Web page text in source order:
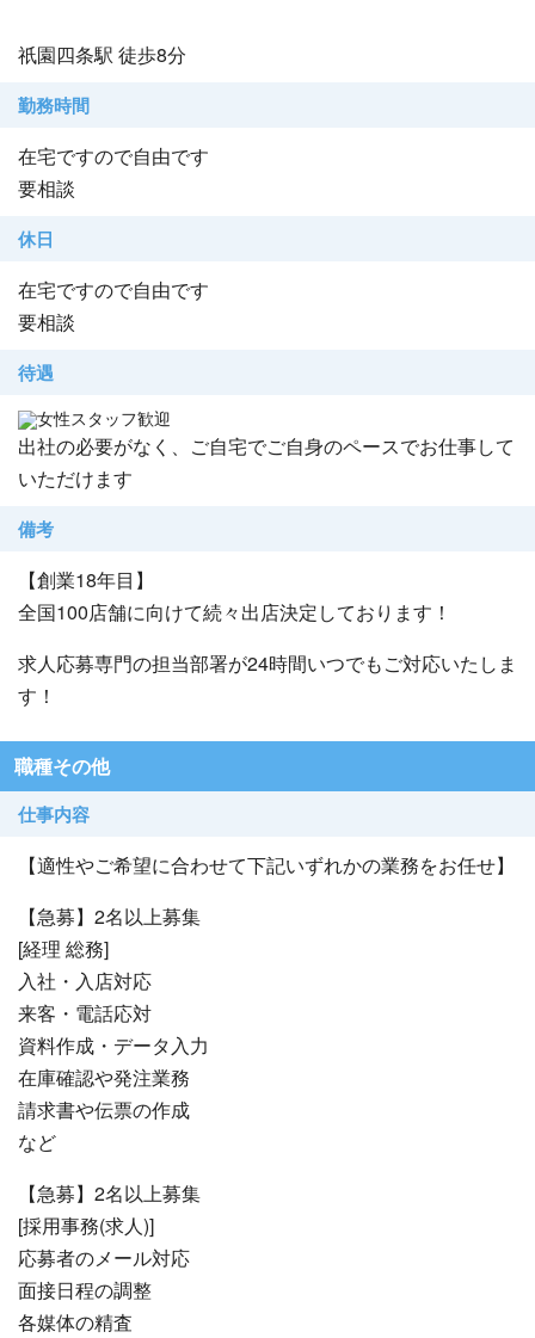
祇園四条駅 徒歩8分
勤務時間
在宅ですので自由です
要相談
休日
在宅ですので自由です
要相談
待遇
女性スタッフ歓迎
出社の必要がなく、ご自宅でご自身のペースでお仕事して
いただけます
備考
【創業18年目】
全国100店舗に向けて続々出店決定しております！
求人応募専門の担当部署が24時間いつでもご対応いたしま
す！
職種その他
仕事内容
【適性やご希望に合わせて下記いずれかの業務をお任せ】
【急募】2名以上募集
[経理 総務]
入社・入店対応
来客・電話応対
資料作成・データ入力
在庫確認や発注業務
請求書や伝票の作成
など
【急募】2名以上募集
[採用事務(求人)]
応募者のメール対応
面接日程の調整
各媒体の精査